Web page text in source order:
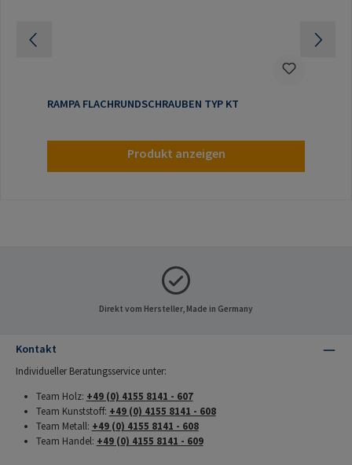
RAMPA FLACHRUNDSCHRAUBEN TYP KT
Produkt anzeigen
Direkt vom Hersteller, Made in Germany
Kontakt
Individueller Beratungsservice unter:
Team Holz: +49 (0) 4155 8141 - 607
Team Kunststoff: +49 (0) 4155 8141 - 608
Team Metall: +49 (0) 4155 8141 - 608
Team Handel: +49 (0) 4155 8141 - 609